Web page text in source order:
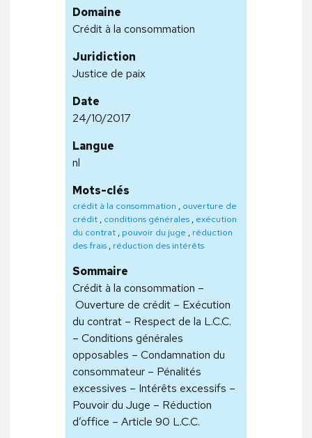
Domaine
Crédit à la consommation
Juridiction
Justice de paix
Date
24/10/2017
Langue
nl
Mots-clés
crédit à la consommation , ouverture de
crédit , conditions générales , exécution
du contrat , pouvoir du juge , réduction
des frais , réduction des intérêts
Sommaire
Crédit à la consommation –
Ouverture de crédit – Exécution
du contrat – Respect de la L.C.C.
– Conditions générales
opposables – Condamnation du
consommateur – Pénalités
excessives – Intérêts excessifs –
Pouvoir du Juge – Réduction
d’office – Article 90 L.C.C.